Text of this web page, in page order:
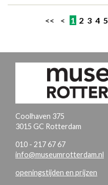
<< < 1 2 3 4 5
Coolhaven 375
3015 GC Rotterdam
010 - 217 67 67
info@museumrotterdam.nl
openingstijden en prijzen